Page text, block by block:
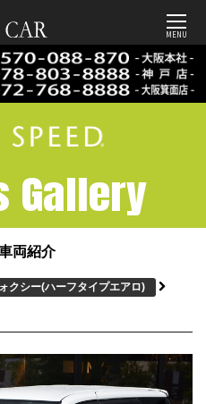
MENU
Gallery
両紹介
クシー(ハーフタイプエアロ)